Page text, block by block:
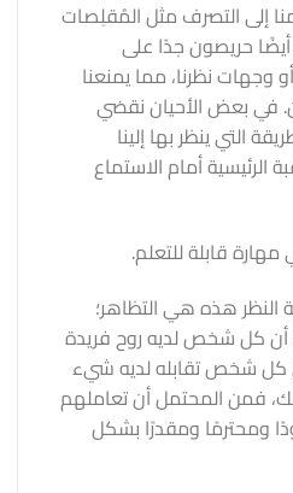
إلى التصرف مثل المُقلِصات
حريصون جدًا على
وجهات نظرنا، مما يمنعنا
في بعض الأحيان نقضي
التي ينظر بها إلينا
أمام الاستماع
قابلة للتعلم.
هذه هي التظاهر؛
أن كل شخص لديه روح فريدة
كل شخص تقابله لديه شيء
فمن المحتمل أن تعاملهم
ومحترمًا ومقدرًا بشكل